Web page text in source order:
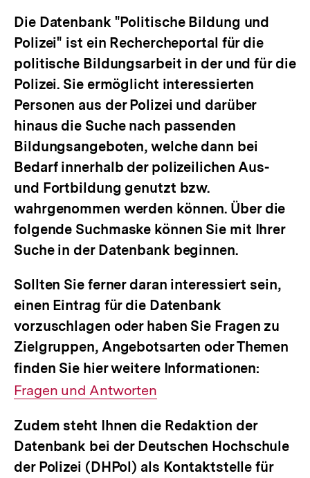
Die Datenbank "Politische Bildung und
Polizei" ist ein Rechercheportal für die
politische Bildungsarbeit in der und für die
Polizei. Sie ermöglicht interessierten
Personen aus der Polizei und darüber
hinaus die Suche nach passenden
Bildungsangeboten, welche dann bei
Bedarf innerhalb der polizeilichen Aus-
und Fortbildung genutzt bzw.
wahrgenommen werden können. Über die
folgende Suchmaske können Sie mit Ihrer
Suche in der Datenbank beginnen.
Sollten Sie ferner daran interessiert sein,
einen Eintrag für die Datenbank
vorzuschlagen oder haben Sie Fragen zu
Zielgruppen, Angebotsarten oder Themen
finden Sie hier weitere Informationen:
Fragen und Antworten
Zudem steht Ihnen die Redaktion der
Datenbank bei der Deutschen Hochschule
der Polizei (DHPol) als Kontaktstelle für